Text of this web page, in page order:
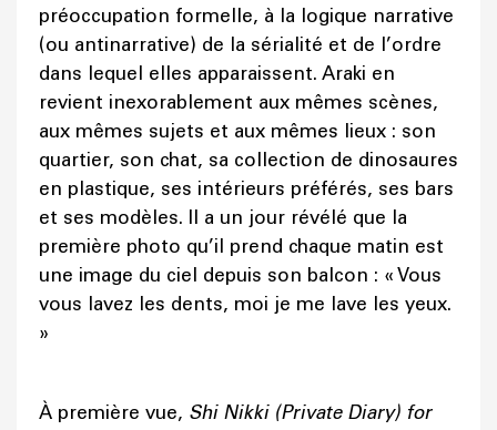
préoccupation formelle, à la logique narrative
(ou antinarrative) de la sérialité et de l’ordre
dans lequel elles apparaissent. Araki en
revient inexorablement aux mêmes scènes,
aux mêmes sujets et aux mêmes lieux : son
quartier, son chat, sa collection de dinosaures
en plastique, ses intérieurs préférés, ses bars
et ses modèles. Il a un jour révélé que la
première photo qu’il prend chaque matin est
une image du ciel depuis son balcon : « Vous
vous lavez les dents, moi je me lave les yeux.
»
À première vue, Shi Nikki (Private Diary) for